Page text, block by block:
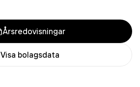
Årsredovisningar
Visa bolagsdata